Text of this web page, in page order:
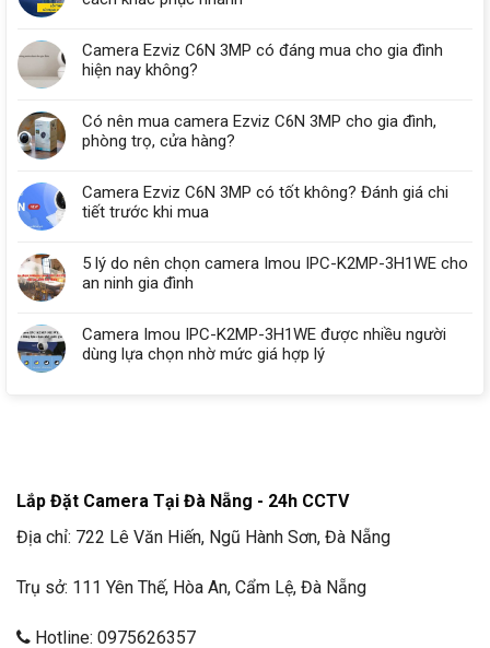
Camera Ezviz C6N 3MP có đáng mua cho gia đình
hiện nay không?
Có nên mua camera Ezviz C6N 3MP cho gia đình,
phòng trọ, cửa hàng?
Camera Ezviz C6N 3MP có tốt không? Đánh giá chi
tiết trước khi mua
5 lý do nên chọn camera Imou IPC-K2MP-3H1WE cho
an ninh gia đình
Camera Imou IPC-K2MP-3H1WE được nhiều người
dùng lựa chọn nhờ mức giá hợp lý
Lắp Đặt Camera Tại Đà Nẵng - 24h CCTV
Địa chỉ: 722 Lê Văn Hiến, Ngũ Hành Sơn, Đà Nẵng
Trụ sở: 111 Yên Thế, Hòa An, Cẩm Lệ, Đà Nẵng
Hotline: 0975626357